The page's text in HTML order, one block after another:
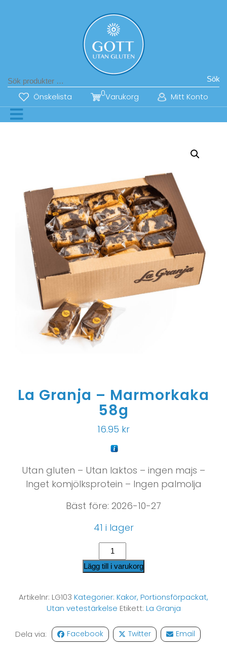
Sök
Önskelista Varukorg
0 Mitt Konto
La Granja – Marmorkaka
58g
16.95 kr
Utan gluten – Utan laktos – ingen majs –
Inget komjölksprotein – Ingen palmolja
Bäst före: 2026-10-27
41 i lager
Lägg till i varukorg
Artikelnr: LG103 Kategorier: Kakor, Portionsförpackat,
Utan vetestärkelse Etikett: La Granja
Dela via: Facebook Twitter Email